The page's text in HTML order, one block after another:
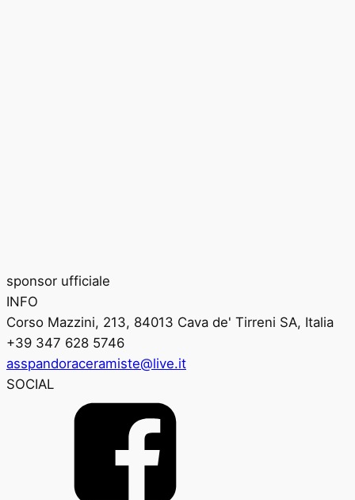
sponsor ufficiale
INFO
Corso Mazzini, 213, 84013 Cava de' Tirreni SA, Italia
+39 347 628 5746
asspandoraceramiste@live.it
SOCIAL